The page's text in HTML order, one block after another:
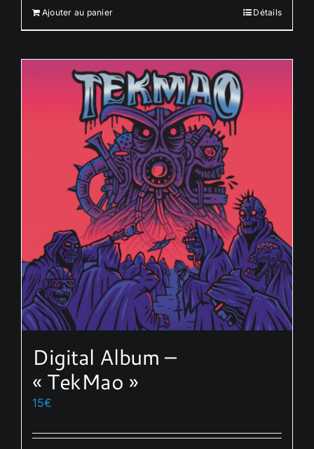
Ajouter au panier Détails
Digital Album –
« TekMao »
15€